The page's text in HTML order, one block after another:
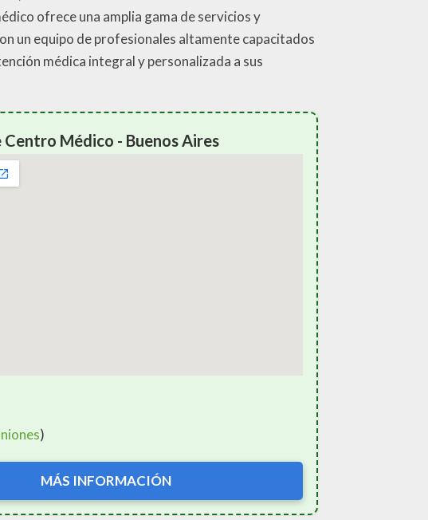
ofrece una amplia gama de servicios y
un equipo de profesionales altamente capacitados
médica integral y personalizada a sus
Centro Médico - Buenos Aires
)
MÁS INFORMACIÓN